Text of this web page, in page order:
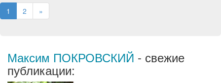
1 2 »
Максим ПОКРОВСКИЙ - свежие
публикации: